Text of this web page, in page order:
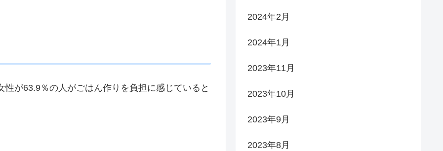
性が63.9％の人がごはん作りを負担に感じていると
2024年2月
2024年1月
2023年11月
2023年10月
2023年9月
2023年8月